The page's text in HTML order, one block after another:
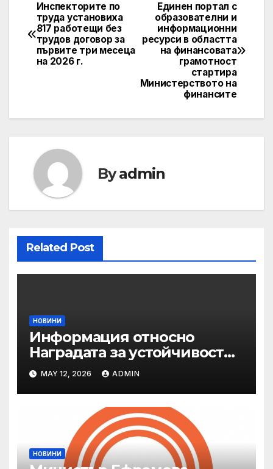
Post
navigation
Единен портал с
образователни и
информационни
ресурси в областта
на финансовата
грамотност
стартира
Министерството на
финансите
Инспекторите по
труда установиха
817 работещи без
трудов договор за
първите три месеца
на 2026 г.
Byadmin
Related Post
НОВИНИ
Информация относно
Наградата за устойчивост
на ОАЕ „Зайед“
MAY 12, 2026 ADMIN
НОВИНИ